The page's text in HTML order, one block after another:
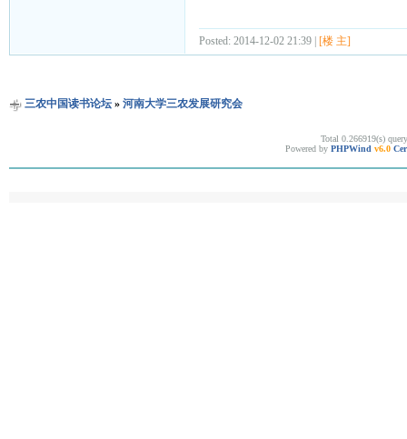
Posted: 2014-12-02 21:39 | [楼 主]
三农中国读书论坛» 河南大学三农发展研究会
Total 0.266919(s)
Powered by PHPWind v6.0